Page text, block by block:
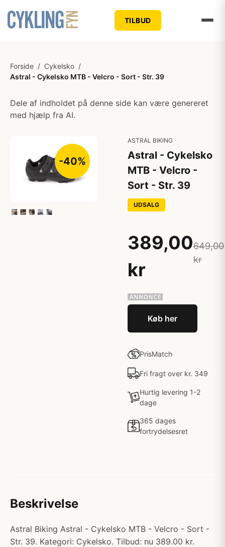
TILBUD
Forside / Cykelsko /
Astral - Cykelsko MTB - Velcro - Sort - Str. 39
Dele af indholdet på denne side kan være genereret
med hjælp fra AI.
-40%
ASTRAL BIKING
Astral - Cykelsko
MTB - Velcro -
Sort - Str. 39
UDSALG
389,00
kr
649,00
kr
Køb her
PrisMatch
Fri fragt over kr. 349
Hurtig levering 1-2
dage
365 dages
fortrydelsesret
Beskrivelse
Astral Biking Astral - Cykelsko MTB - Velcro - Sort -
Str. 39. Kategori: Cykelsko. Tilbud: nu 389.00 kr.